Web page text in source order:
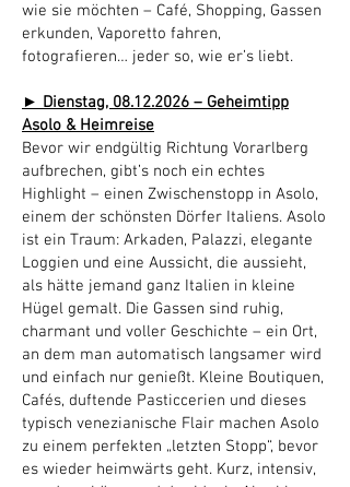
wie sie möchten – Café, Shopping, Gassen
erkunden, Vaporetto fahren,
fotografieren… jeder so, wie er’s liebt.
► Dienstag, 08.12.2026 – Geheimtipp
Asolo & Heimreise
Bevor wir endgültig Richtung Vorarlberg
aufbrechen, gibt’s noch ein echtes
Highlight – einen Zwischenstopp in Asolo,
einem der schönsten Dörfer Italiens. Asolo
ist ein Traum: Arkaden, Palazzi, elegante
Loggien und eine Aussicht, die aussieht,
als hätte jemand ganz Italien in kleine
Hügel gemalt. Die Gassen sind ruhig,
charmant und voller Geschichte – ein Ort,
an dem man automatisch langsamer wird
und einfach nur genießt. Kleine Boutiquen,
Cafés, duftende Pasticcerien und dieses
typisch venezianische Flair machen Asolo
zu einem perfekten „letzten Stopp“, bevor
es wieder heimwärts geht. Kurz, intensiv,